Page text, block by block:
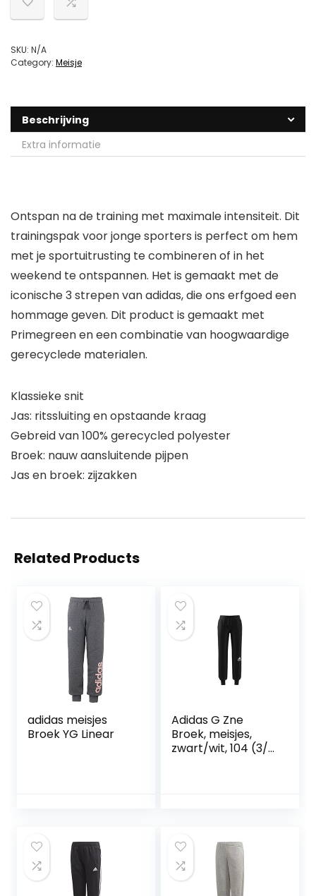
SKU: N/A
Category: Meisje
Beschrijving
Extra informatie
Ontspan na de training met maximale intensiteit. Dit
trainingspak voor jonge sporters is perfect om hem
met je sportuitrusting te combineren of in het
weekend te ontspannen. Het is gemaakt met de
iconische 3 strepen van adidas, die ons erfgoed een
hommage geven. Dit product is gemaakt met
Primegreen en een combinatie van hoogwaardige
gerecyclede materialen.
Klassieke snit
Jas: ritssluiting en opstaande kraag
Gebreid van 100% gerecycled polyester
Broek: nauw aansluitende pijpen
Jas en broek: zijzakken
Related Products
adidas meisjes
Broek YG Linear
Adidas G Zne
Broek, meisjes,
zwart/wit, 104 (3/4